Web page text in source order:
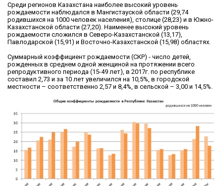
Среди регионов Казахстана наиболее высокий уровень
рождаемости наблюдался в Мангистауской области (29,74
родившихся на 1000 человек населения), столице (28,23) и в Южно-
Казахстанской области (27,20). Наименее высокий уровень
рождаемости сложился в Северо-Казахстанской (13,17),
Павлодарской (15,91) и Восточно-Казахстанской (15,98) областях.
Суммарный коэффициент рождаемости (СКР) - число детей,
рожденных в среднем одной женщиной на протяжении всего
репродуктивного периода (15-49 лет), в 2017г. по республике
составил 2,73 и за 10 лет увеличился на 10,5%, в городской
местности – соответственно 2,57 и 8,4%, в сельской – 3,00 и 14,5%.